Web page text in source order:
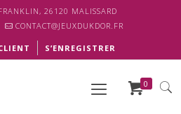
26120 MALISSARD
CONTACT@JEUXDUKDOR.FR
S’ENREGISTRER
0